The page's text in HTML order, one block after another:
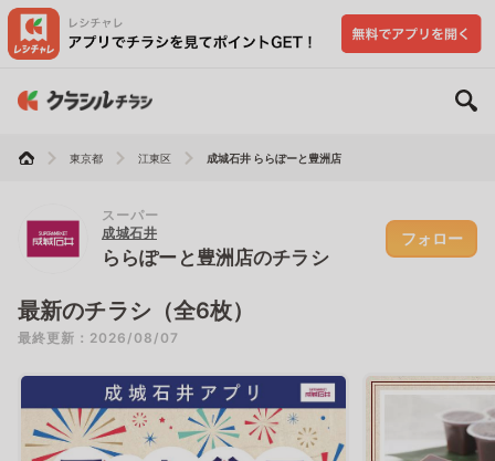
東京都 江東区 成城石井 ららぽーと豊洲店
スーパー
成城石井
ららぽーと豊洲店のチラシ
フォロー
最新のチラシ（全6枚）
最終更新：2026/08/07